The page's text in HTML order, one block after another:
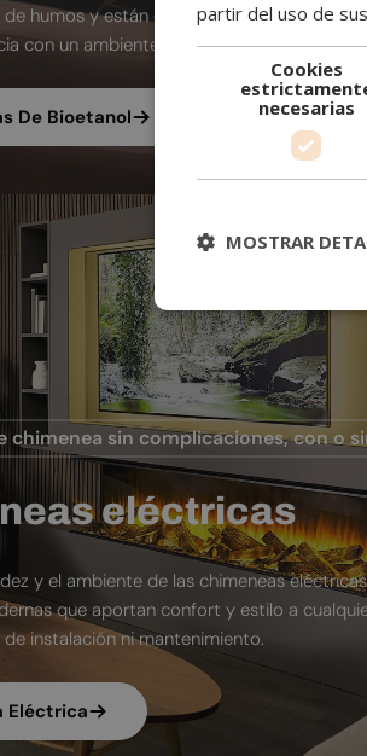
de humos y están diseñadas para espacios
con un ambiente sostenible.
De Bioetanol
chimenea sin complicaciones, con o
eléctricas
y el ambiente de las chimeneas
que aportan confort y estilo a
instalación ni mantenimiento.
Eléctrica
partir del uso de
Cookies
necesarias
MOSTRAR